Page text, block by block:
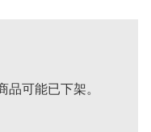
品可能已下架。